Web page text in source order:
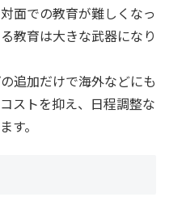
面での教育が難しくなっ
教育は大きな武器になり
追加だけで海外などにも
ストを抑え、日程調整な
す。